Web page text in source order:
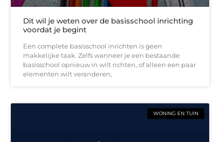
Dit wil je weten over de basisschool inrichting
voordat je begint
Een complete basisschool inrichten is geen
makkelijke taak. Zelfs wanneer je een bestaande
basisschool opnieuw in wilt richten, of alleen een paar
elementen wilt veranderen,
WONING EN TUIN